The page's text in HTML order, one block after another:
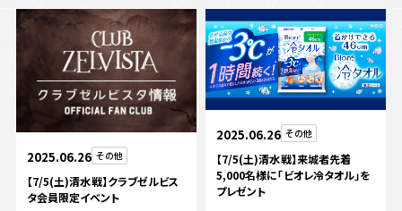
2025.06.26 その他
【7/5(土)清水戦】クラブゼルビス
タ会員限定イベント
2025.06.26 その他
【7/5(土)清水戦】来城者先着
5,000名様に「ビオレ冷タオル」を
プレゼント